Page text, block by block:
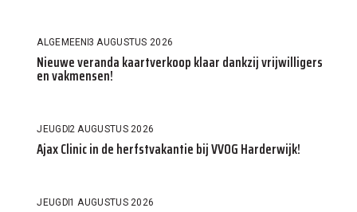
ALGEMEEN3 AUGUSTUS 2026
Nieuwe veranda kaartverkoop klaar dankzij vrijwilligers
en vakmensen!
JEUGD2 AUGUSTUS 2026
Ajax Clinic in de herfstvakantie bij VVOG Harderwijk!
JEUGD1 AUGUSTUS 2026